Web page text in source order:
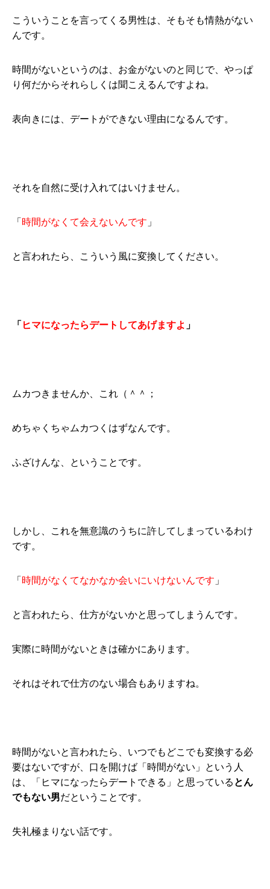
こういうことを言ってくる男性は、そもそも情熱がない
んです。
時間がないというのは、お金がないのと同じで、やっぱ
り何だからそれらしくは聞こえるんですよね。
表向きには、デートができない理由になるんです。
それを自然に受け入れてはいけません。
「 時間がなくて会えないんです 」
と言われたら、こういう風に変換してください。
「 ヒマになったらデートしてあげますよ 」
ムカつきませんか、これ（＾＾；
めちゃくちゃムカつくはずなんです。
ふざけんな、ということです。
しかし、これを無意識のうちに許してしまっているわけ
です。
「 時間がなくてなかなか会いにいけないんです 」
と言われたら、仕方がないかと思ってしまうんです。
実際に時間がないときは確かにあります。
それはそれで仕方のない場合もありますね。
時間がないと言われたら、いつでもどこでも変換する必
要はないですが、口を開けば「時間がない」という人
は、「ヒマになったらデートできる」と思っている とん
でもない男だということです。
失礼極まりない話です。